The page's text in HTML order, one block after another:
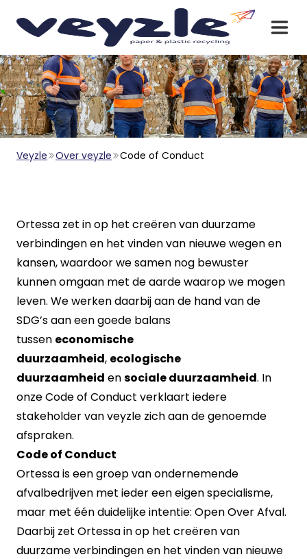
Veyzle Over veyzle Code of Conduct
Ortessa zet inop het creëren van duurzame
verbindingen en het vinden van nieuwe wegen en
kansen, waardoor we samen nog bewuster
kunnen omgaan met de aarde waarop we mogen
leven. We werken daarbij aan de hand van de
SDG’s aan een goede balans
tussen economische
duurzaamheid, ecologische
duurzaamheid ensociale duurzaamheid. In
onze Code of Conduct verklaart iedere
stakeholder van veyzle zich aan de genoemde
afspraken.
Code of Conduct
Ortessa is een groep van ondernemende
afvalbedrijven met ieder een eigen specialisme,
maar met één duidelijke intentie: Open Over Afval.
Daarbij zet Ortessa in op het creëren van
duurzame verbindingen en het vinden van nieuwe